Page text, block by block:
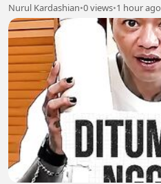
Nurul Kardashian•0 views•1 hour ago